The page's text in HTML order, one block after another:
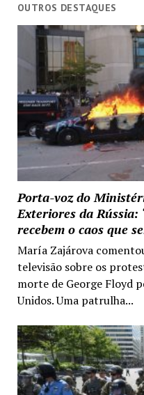
OUTROS DESTAQUES
Porta-voz do
Exteriores da Rússia:
recebem o caos que
María Zajárova
televisão sobre os
morte de George Floyd
Unidos. Uma patrulha...